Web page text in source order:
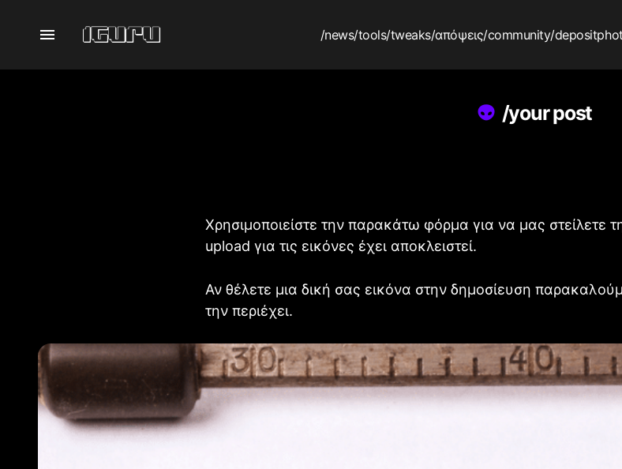
/news/tools/tweaks/απόψεις/community/
/your post
Χρησιμοποιείστε την παρακάτω φόρμα για να μας στείλετε
upload για τις εικόνες έχει αποκλειστεί.
Αν θέλετε μια δική σας εικόνα στην δημοσίευση
την περιέχει.